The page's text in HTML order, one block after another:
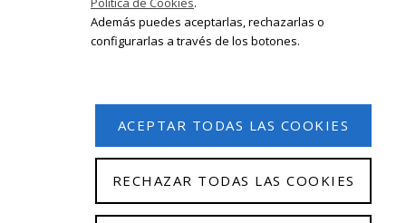
© 2026 Isabel Olleta. Todos los derechos reservados.
Además puedes aceptarlas, rechazarlas o
configurarlas a través de los botones.
ACEPTAR TODAS LAS COOKIES
RECHAZAR TODAS LAS COOKIES